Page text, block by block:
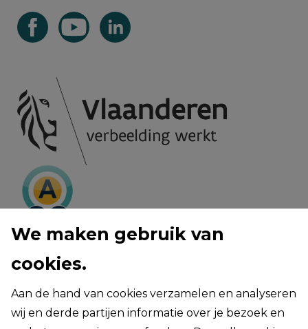
privacy voorwaarden
toegankelijkheid van deze webiste
cookie settings
We maken gebruik van
cookies.
Aan de hand van cookies verzamelen en analyseren
wij en derde partijen informatie over je bezoek en